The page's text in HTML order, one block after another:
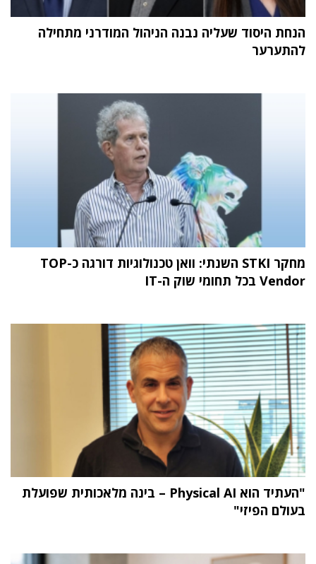
הנחת היסוד שעליה נבנה הניהול המודרני מתחילה
להתערער
מחקר STKI השנתי: וואן טכנולוגיות דורגה כ-TOP
Vendor בכל תחומי שוק ה-IT
"העתיד הוא Physical AI – בינה מלאכותית שפועלת
בעולם הפיזי"